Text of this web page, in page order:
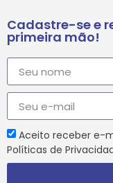
Cadastre-se e
primeira mão!
Aceito receber e-
Políticas de